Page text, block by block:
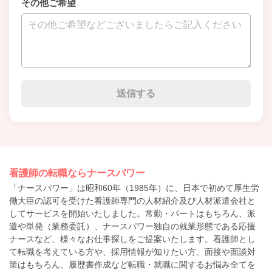
その他ご希望
看護師の転職ならナースパワー
「ナースパワー」は昭和60年（1985年）に、日本で初めて厚生労
働大臣の認可を受けた看護師専門の人材紹介及び人材派遣会社と
してサービスを開始いたしました。常勤・パートはもちろん、派
遣や単発（業務委託）、ナースパワー独自の就業形態である応援
ナースなど、様々なお仕事探しをご提案いたします。看護師とし
て転職を考えている方や、採用情報が知りたい方、面接や面談対
策はもちろん、履歴書作成など転職・就職に関するお悩み全てを